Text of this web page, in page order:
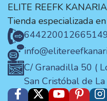
ELITE REEFK
Tienda especializada
644220012
C/ Granadilla 50 (
San Cristóbal de